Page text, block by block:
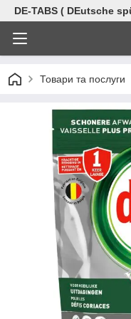
DE-TABS ( DEutsche
Товари та послуги